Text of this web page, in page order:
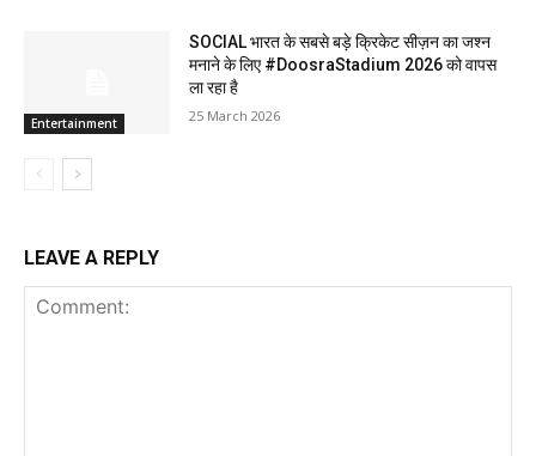
Entertainment
SOCIAL भारत के सबसे बड़े क्रिकेट सीज़न का जश्न
मनाने के लिए #DoosraStadium 2026 को वापस
ला रहा है
25 March 2026
LEAVE A REPLY